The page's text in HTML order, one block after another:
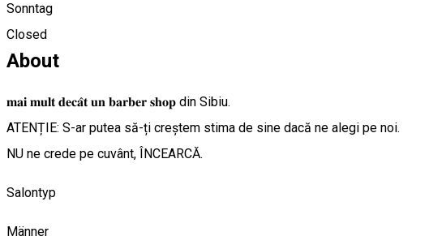
Sonntag
Closed
0742706712
About
𝐦𝐚𝐢 𝐦𝐮𝐥𝐭 𝐝𝐞𝐜𝐚̂𝐭 𝐮𝐧 𝐛𝐚𝐫𝐛𝐞𝐫 𝐬𝐡𝐨𝐩 din Sibiu.
ATENȚIE: S-ar putea să-ți creștem stima de sine dacă ne alegi pe noi.
NU ne crede pe cuvânt, ÎNCEARCĂ.
Salontyp
Männer